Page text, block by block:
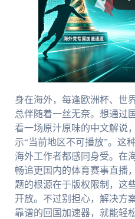
身在海外，每逢欧洲杯、世
总伴随着一丝无奈。想通过
看一场原汁原味的中文解说
示“当前地区不可播放”。这
海外工作者都感同身受。在
畅追更国内的体育赛事直播
题的根源在于版权限制，这
开放。不过别担心，解决
靠谱的回国加速器，就能轻